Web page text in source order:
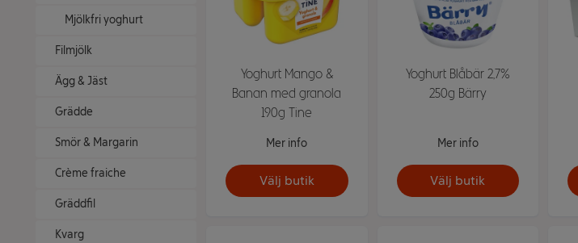
Mjölkfri yoghurt
Filmjölk
Ägg & Jäst
Grädde
Smör & Margarin
Crème fraiche
Gräddfil
Kvarg
Yoghurt Mango &
Banan med granola
190g Tine
Mer info
Välj butik
Yoghurt Blåbär 2,7%
250g Bärry
Mer info
Välj butik